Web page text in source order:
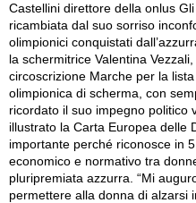
Castellini direttore della onlus
ricambiata dal suo sorriso
olimpionici conquistati
la schermitrice Valentina
circoscrizione Marche per la
olimpionica di scherma, con
ricordato il suo impegno politico
illustrato la Carta Europea delle
importante perché riconosce in
economico e normativo tra
pluripremiata azzurra. “Mi
permettere alla donna di alzarsi